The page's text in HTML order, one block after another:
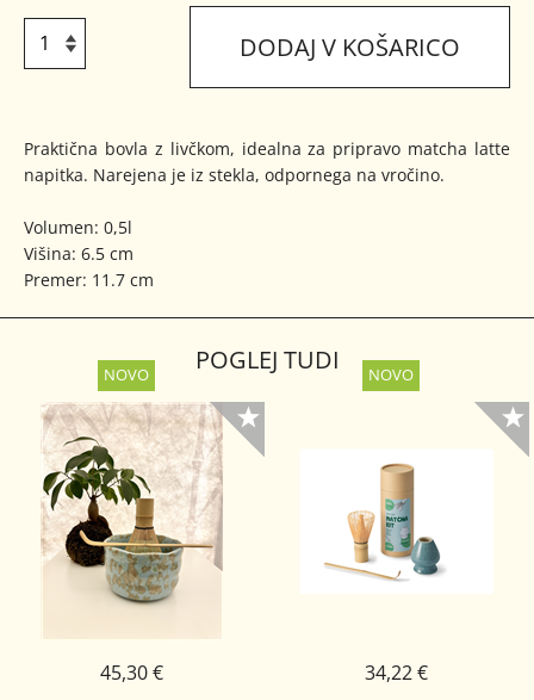
DODAJ V KOŠARICO
Praktična bovla z livčkom, idealna za pripravo matcha latte
napitka. Narejena je iz stekla, odpornega na vročino.
Volumen: 0,5l
Višina: 6.5 cm
Premer: 11.7 cm
POGLEJ TUDI
45,30 € 34,22 €